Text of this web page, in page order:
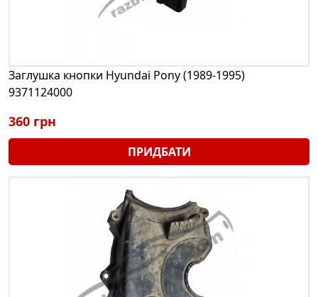
Заглушка кнопки Hyundai Pony (1989-1995)
9371124000
360 грн
ПРИДБАТИ